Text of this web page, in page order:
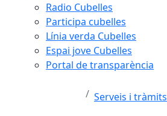
Radio Cubelles
Participa cubelles
Línia verda Cubelles
Espai jove Cubelles
Portal de transparència
Serveis i tràmits